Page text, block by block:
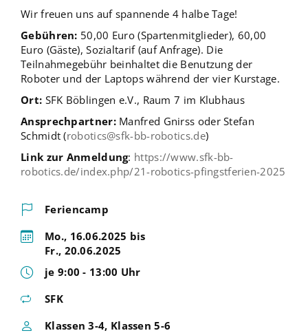
Wir freuen uns auf spannende 4 halbe Tage!
Gebühren: 50,00 Euro (Spartenmitglieder), 60,00
Euro (Gäste), Sozialtarif (auf Anfrage). Die
Teilnahmegebühr beinhaltet die Benutzung der
Roboter und der Laptops während der vier Kurstage.
Ort: SFK Böblingen e.V., Raum 7 im Klubhaus
Ansprechpartner: Manfred Gnirss oder Stefan
Schmidt (robotics@sfk-bb-robotics.de)
Link zur Anmeldung: https://www.sfk-bb-
robotics.de/index.php/21-robotics-pfingstferien-2025
Feriencamp
Mo., 16.06.2025 bis
Fr., 20.06.2025
je 9:00 - 13:00 Uhr
SFK
Klassen 3-4, Klassen 5-6